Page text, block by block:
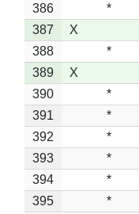
386
*
387
X
388
*
389
X
390
*
391
*
392
*
393
*
394
*
395
*